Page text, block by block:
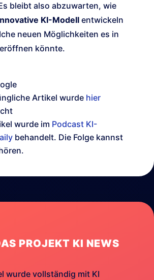
bleibt also abzuwarten, wie
KI-Modell entwickeln
neuen Möglichkeiten es in
könnte.
Artikel wurde hier
wurde im Podcast KI-
behandelt. Die Folge kannst
PROJEKT KI NEWS
wurde vollständig mit KI